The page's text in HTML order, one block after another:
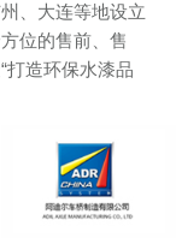
、大连等地设立
位的售前、售
打造环保水漆品